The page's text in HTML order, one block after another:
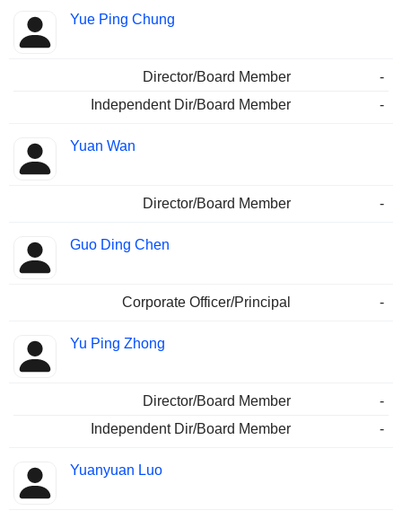
Yue Ping Chung
Director/Board Member
-
Independent Dir/Board Member
-
Yuan Wan
Director/Board Member -
Guo Ding Chen
Corporate Officer/Principal -
Yu Ping Zhong
Director/Board Member
-
Independent Dir/Board Member
-
Yuanyuan Luo